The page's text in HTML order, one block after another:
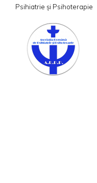
Psihiatrie și Psihoterapie